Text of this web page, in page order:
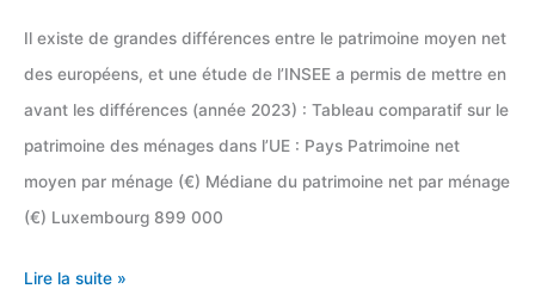
Il existe de grandes différences entre le patrimoine moyen net
des européens, et une étude de l’INSEE a permis de mettre en
avant les différences (année 2023) : Tableau comparatif sur le
patrimoine des ménages dans l’UE : Pays Patrimoine net
moyen par ménage (€) Médiane du patrimoine net par ménage
(€) Luxembourg 899 000
Tableau
Lire la suite »